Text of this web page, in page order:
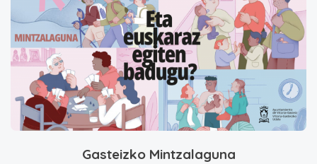
Xehetasunak ikusi
Gasteizko Mintzalaguna